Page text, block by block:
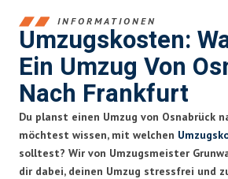
INFORMATIONEN
Umzugskosten:
Ein Umzug Von
Nach Frankfurt
Du planst einen Umzug von Osnabrück
möchtest wissen, mit welchen
solltest? Wir von Umzugsmeister
dir dabei, deinen Umzug stressfrei und